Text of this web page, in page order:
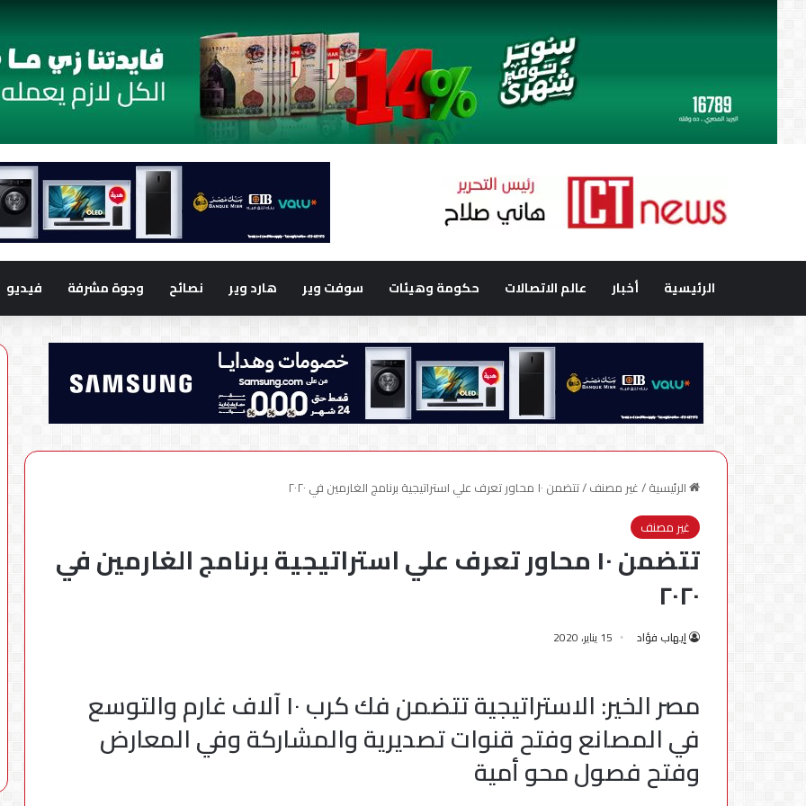
الرئيسية أخبار عالم الاتصالات حكومة وهيئات سوفت وير هارد وير نصائح وجوة مشرفة فيديو
الرئيسية/غير مصنف/تتضمن ١٠ محاور تعرف علي استراتيجية برنامج الغارمين في ٢٠٢٠
غير مصنف
تتضمن ١٠ محاور تعرف علي استراتيجية برنامج الغارمين في
٢٠٢٠
إيهاب فؤاد 15 يناير، 2020
مصر الخير: الاستراتيجية تتضمن فك كرب ١٠ آلاف غارم والتوسع
في المصانع وفتح قنوات تصديرية والمشاركة وفي المعارض
وفتح فصول محو أمية